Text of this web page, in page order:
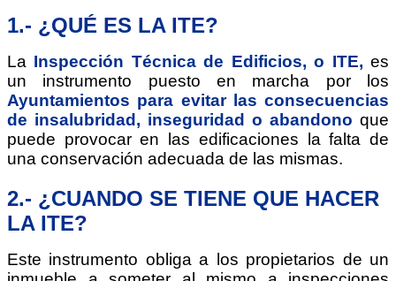
1.- ¿QUÉ ES LA ITE?
La Inspección Técnica de Edificios, o ITE, es
un instrumento puesto en marcha por los
Ayuntamientos para evitar las consecuencias
de insalubridad, inseguridad o abandono que
puede provocar en las edificaciones la falta de
una conservación adecuada de las mismas.
2.- ¿CUANDO SE TIENE QUE HACER
LA ITE?
Este instrumento obliga a los propietarios de un